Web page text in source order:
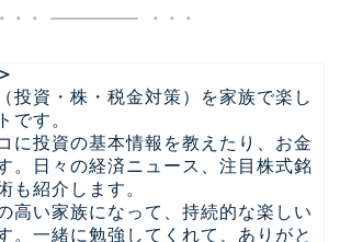
投資・株・税金対策）を家族で楽し
です。
に投資の基本情報を教えたり、お金
。日々の経済ニュース、注目株式銘
も紹介します。
高い家族になって、持続的な楽しい
。一緒に勉強してくれて、ありがと